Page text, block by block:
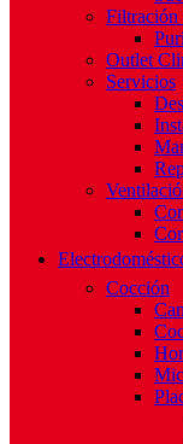
Outlet
Servicios
Cocción